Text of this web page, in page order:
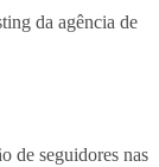
da agência de